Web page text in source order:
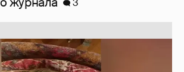
выложила селфи без